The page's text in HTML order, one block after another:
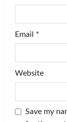
Email *
Website
Save my